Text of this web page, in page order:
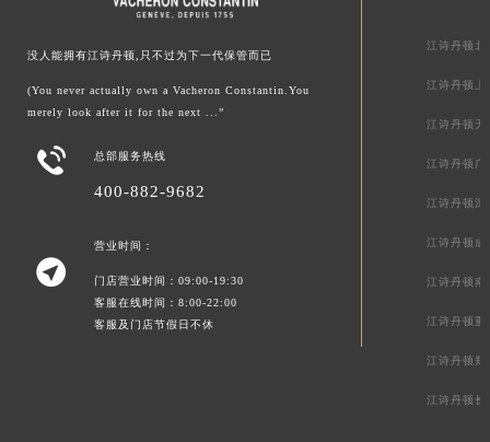
没人能拥有江诗丹顿,只不过为下一代保管而已
(You never actually own a Vacheron Constantin.You
merely look after it for the next ...”
 总部服务热线
400-882-9682

营业时间：
门店营业时间：09:00-19:30
客服在线时间：8:00-22:00
客服及门店节假日不休
江诗丹顿北
江诗丹顿上
江诗丹顿天
江诗丹顿广
江诗丹顿深
江诗丹顿成
江诗丹顿南
江诗丹顿重
江诗丹顿郑
江诗丹顿长